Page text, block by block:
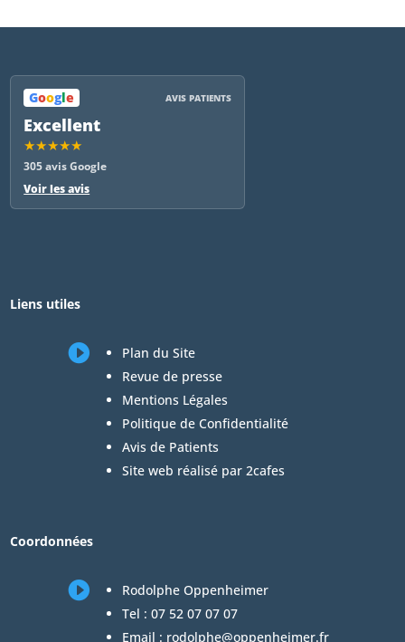
Google AVIS PATIENTS
Excellent
★★★★★
305 avis Google
Voir les avis
Liens utiles

Plan du Site
Revue de presse
Mentions Légales
Politique de Confidentialité
Avis de Patients
Site web réalisé par 2cafes
Coordonnées

Rodolphe Oppenheimer
Tel : 07 52 07 07 07
Email : rodolphe@oppenheimer.fr